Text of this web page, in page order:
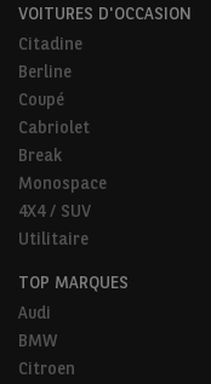
VOITURES D'OCCASION
Citadine
Berline
Coupé
Cabriolet
Break
Monospace
4X4 / SUV
Utilitaire
TOP MARQUES
Audi
BMW
Citroen